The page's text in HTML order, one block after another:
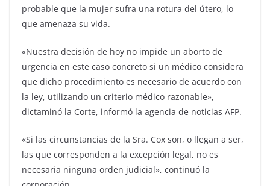
probable que la mujer sufra una rotura del útero, lo
que amenaza su vida.
«Nuestra decisión de hoy no impide un aborto de
urgencia en este caso concreto si un médico considera
que dicho procedimiento es necesario de acuerdo con
la ley, utilizando un criterio médico razonable»,
dictaminó la Corte, informó la agencia de noticias AFP.
«Si las circunstancias de la Sra. Cox son, o llegan a ser,
las que corresponden a la excepción legal, no es
necesaria ninguna orden judicial», continuó la